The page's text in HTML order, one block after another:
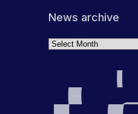
News archive
Archives